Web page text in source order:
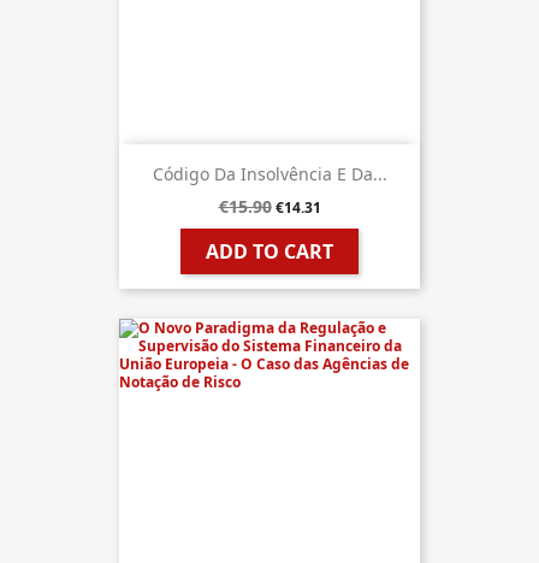
Código Da Insolvência E Da...
€15.90 €14.31
ADD TO CART